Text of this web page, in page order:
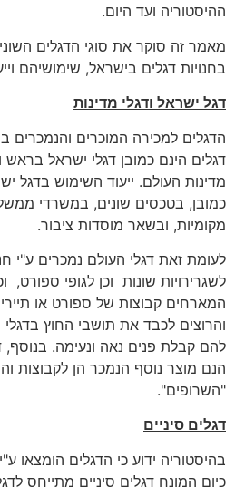
ההיסטוריה ועד היום.
מאמר זה סוקר את סוגי הדגלים
בחנויות דגלים בישראל, שימושיהם
דגל ישראל ודגלי מדינות
הדגלים למכירה המוכרים והנמכרים
דגלים הינם כמובן דגלי ישראל בראש
מדינות העולם. ייעוד השימוש בדגל
כמובן, בטכסים שונים, במשרדי
מקומיות, ובשאר מוסדות ציבור.
לעומת זאת דגלי העולם נמכרים ע"י
לשגרירויות שונות וכן לגופי ספורט,
המארחים קבוצות של ספורט או
והרוצים לכבד את תושבי החוץ בדגלי
להם קבלת פנים נאה ונעימה. בנוסף,
הנם מוצר נוסף הנמכר הן לקבוצות
"השרופים".
דגלים סיניים
בהיסטוריה ידוע כי הדגלים הומצאו
כיום המונח דגלים סיניים מתייחס